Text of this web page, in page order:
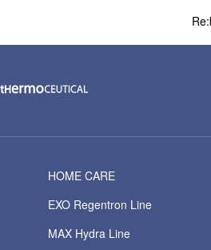
HOME CARE
EXO Regentron Line
MAX Hydra Line